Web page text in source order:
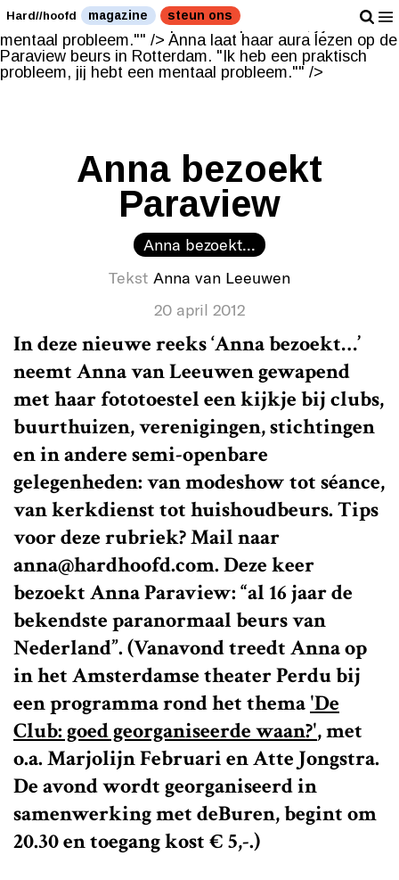
Anna laat haar aura lezen op de Paraview beurs in
Rotterdam. "Ik heb een praktisch probleem, jij hebt een
mentaal probleem."" /> Anna laat haar aura lezen op de
Paraview beurs in Rotterdam. "Ik heb een praktisch
probleem, jij hebt een mentaal probleem."" />
Hard//hoofd magazine steun ons
Anna bezoekt
Paraview
Anna bezoekt...
Tekst Anna van Leeuwen
20 april 2012
In deze nieuwe reeks ‘Anna bezoekt…’
neemt Anna van Leeuwen gewapend
met haar fototoestel een kijkje bij clubs,
buurthuizen, verenigingen, stichtingen
en in andere semi-openbare
gelegenheden: van modeshow tot séance,
van kerkdienst tot huishoudbeurs. Tips
voor deze rubriek? Mail naar
anna@hardhoofd.com. Deze keer
bezoekt Anna Paraview: “al 16 jaar de
bekendste paranormaal beurs van
Nederland”. (Vanavond treedt Anna op
in het Amsterdamse theater Perdu bij
een programma rond het thema'De
Club: goed georganiseerde waan?', met
o.a. Marjolijn Februari en Atte Jongstra.
De avond wordt georganiseerd in
samenwerking met deBuren, begint om
20.30 en toegang kost € 5,-.)